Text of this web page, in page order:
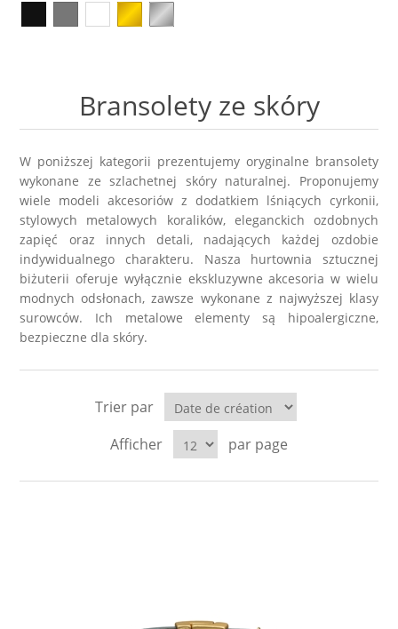
Pierścionki
Akcesoria
Różańce
Ekspozytory i opakowania
Klipsy do guzików - NEW
Naszyjniki męskie
Sygnety męskie i obrączki
Kolczyki męskie
Kolekcja ZODIAK
BRELOKI
Kamienie naturalne
Biżuteria ze skóry
Biżuteria ślubna
Wieczorowa
Stal szlachetna 316L
Biżuteria metalowa
KAMIENIE NATURALNE
AMAZONIT
AWENTURYN
JASPIS
KOCIE OKO / KWARC
JADEIT
LABRADORYT
Bransolety ze skóry
W poniższej kategorii prezentujemy oryginalne bransolety
wykonane ze szlachetnej skóry naturalnej. Proponujemy
wiele modeli akcesoriów z dodatkiem lśniących cyrkonii,
stylowych metalowych koralików, eleganckich ozdobnych
zapięć oraz innych detali, nadających każdej ozdobie
indywidualnego charakteru. Nasza hurtownia sztucznej
biżuterii oferuje wyłącznie ekskluzywne akcesoria w wielu
modnych odsłonach, zawsze wykonane z najwyższej klasy
surowców. Ich metalowe elementy są hipoalergiczne,
bezpieczne dla skóry.
Trier par
Afficher
par page